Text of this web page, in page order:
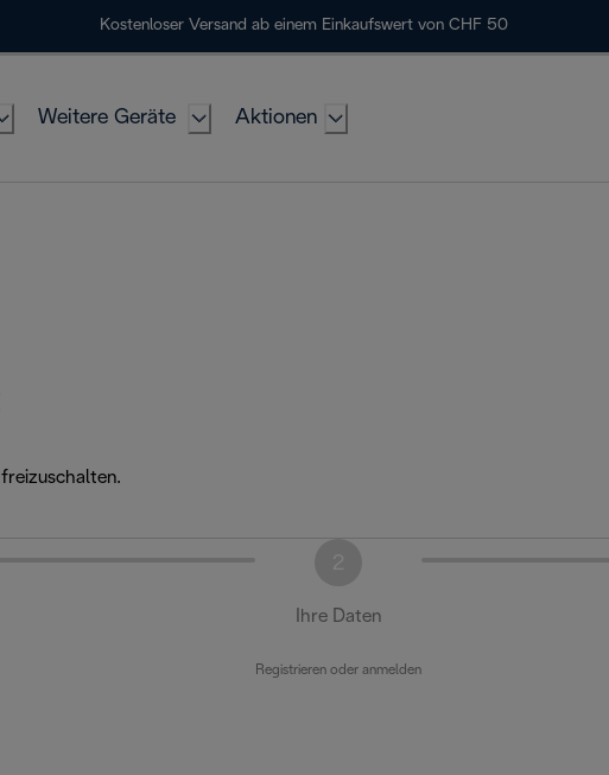
Kostenloser Versand ab einem Einkaufswert von CHF 50
Weitere Geräte Aktionen
Ihre Daten
Registrieren oder anmelden